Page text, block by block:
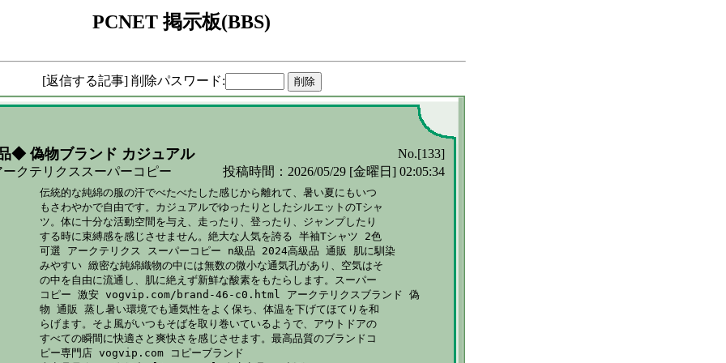
PCNET 掲示板(BBS)
[返信する記事] 削除パスワード:
◆ 偽物ブランド カジュアル
No.[133]
クテリクススーパーコピー
投稿時間：2026/05/29 [金曜日] 02:05:34
伝統的な純綿の服の汗でべたべたした感じから離れて、暑い夏にもいつ
もさわやかで自由です。カジュアルでゆったりとしたシルエットのTシャ
ツ。体に十分な活動空間を与え、走ったり、登ったり、ジャンプしたり
する時に束縛感を感じさせません。絶大な人気を誇る 半袖Tシャツ 2色
可選 アークテリクス スーパーコピー n級品 2024高級品 通販 肌に馴染
みやすい 緻密な純綿織物の中には無数の微小な通気孔があり、空気はそ
の中を自由に流通し、肌に絶えず新鮮な酸素をもたらします。スーパー
コピー 激安 vogvip.com/brand-46-c0.html アークテリクスブランド 偽
物 通販 蒸し暑い環境でも通気性をよく保ち、体温を下げてほてりを和
らげます。そよ風がいつもそばを取り巻いているようで、アウトドアの
すべての瞬間に快適さと爽快さを感じさせます。最高品質のブランドコ
ピー専門店 vogvip.com コピーブランド